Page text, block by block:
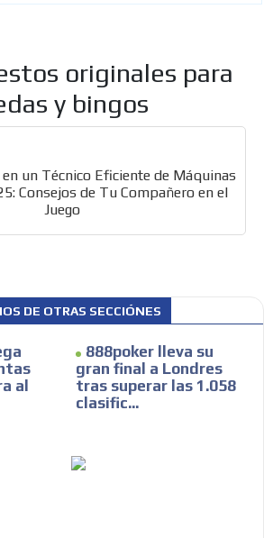
originales para
y bingos
un Técnico Eficiente de Máquinas
Consejos de Tu Compañero en el
Juego
DE OTRAS SECCIÓNES
al
888poker lleva su
gran final a Londres
tras superar las 1.058
clasific...